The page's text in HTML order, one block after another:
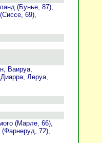
(Бунье, 87),
69),
Ваируа,
Леруа,
(Марле, 66),
72),